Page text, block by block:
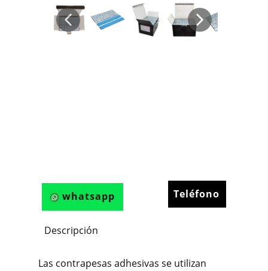
whatsapp Teléfono
Descripción
Las contrapesas adhesivas se utilizan